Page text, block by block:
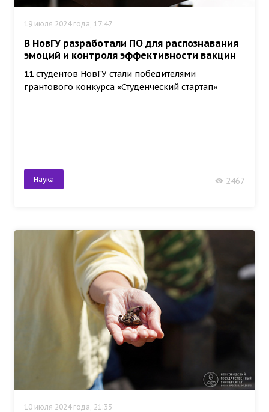
19 июля 2024 года, 17:47
В НовГУ разработали ПО для распознавания
эмоций и контроля эффективности вакцин
11 студентов НовГУ стали победителями
грантового конкурса «Студенческий стартап»
Наука 2467
10 июля 2024 года, 21:33